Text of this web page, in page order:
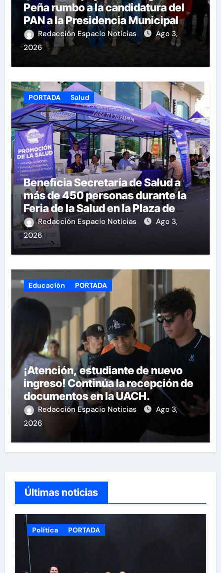
Peña rumbo a la candidatura del
PAN a la Presidencia Municipal
Redacción Espacio Noticias
Ago 3,
2026
PORTADA Salud
Beneficia Secretaría de Salud a
más de 450 personas durante la
Feria de la Salud en la Plaza de
Armas
Redacción Espacio Noticias
Ago 3,
2026
Educación PORTADA
¡Atención, estudiante de nuevo
ingreso! Continúa la recepción de
documentos en la UACH.
Redacción Espacio Noticias
Ago 3,
2026
Últimas noticias
Política PORTADA